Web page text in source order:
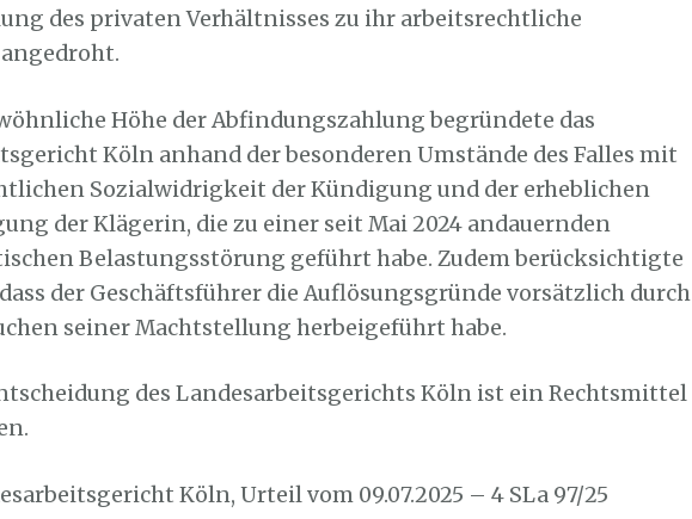
des privaten Verhältnisses zu ihr arbeitsrechtliche
Höhe der Abfindungszahlung begründete das
Köln anhand der besonderen Umstände des Falles mit
Sozialwidrigkeit der Kündigung und der erheblichen
der Klägerin, die zu einer seit Mai 2024 andauernden
Belastungsstörung geführt habe. Zudem berücksichtigte
der Geschäftsführer die Auflösungsgründe vorsätzlich durch
seiner Machtstellung herbeigeführt habe.
des Landesarbeitsgerichts Köln ist ein Rechtsmittel
Köln, Urteil vom 09.07.2025 – 4 SLa 97/25